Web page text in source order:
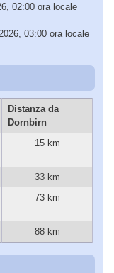
02:00 ora locale
03:00 ora locale
Distanza da
Dornbirn
15 km
33 km
73 km
88 km